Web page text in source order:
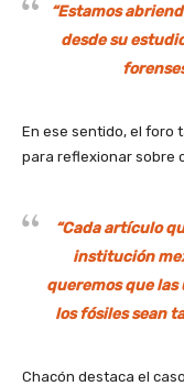
“Estamos
desde su
En ese sentido, el foro
para reflexionar sobre
“Cada artículo
institución
queremos que
los fósiles sean
Chacón destaca el